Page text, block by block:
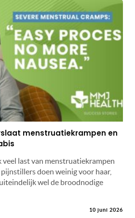
menstruatiekrampen en
veel last van menstruatiekrampen
doen weinig voor haar,
wel de broodnodige
10 juni 2026